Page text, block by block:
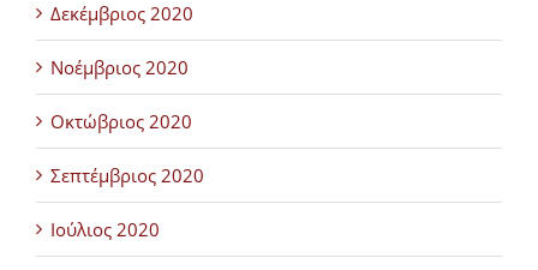
Δεκέμβριος 2020
Νοέμβριος 2020
Οκτώβριος 2020
Σεπτέμβριος 2020
Ιούλιος 2020